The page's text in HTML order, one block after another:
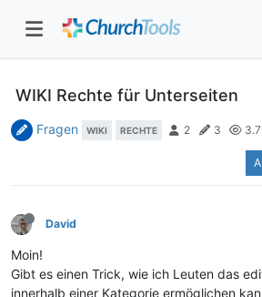
WIKI Rechte für Unterseiten
Fragen WIKI RECHTE 2 3
David
Moin!
Gibt es einen Trick, wie ich Leuten das
innerhalb einer Kategorie ermöglichen